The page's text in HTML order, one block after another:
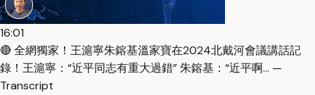
16:01
🔴 全網獨家！王滬寧朱鎔基溫家寶在2024北戴河會議講話記
錄！王滬寧：“近平同志有重大過錯” 朱鎔基：“近平啊… —
Transcript